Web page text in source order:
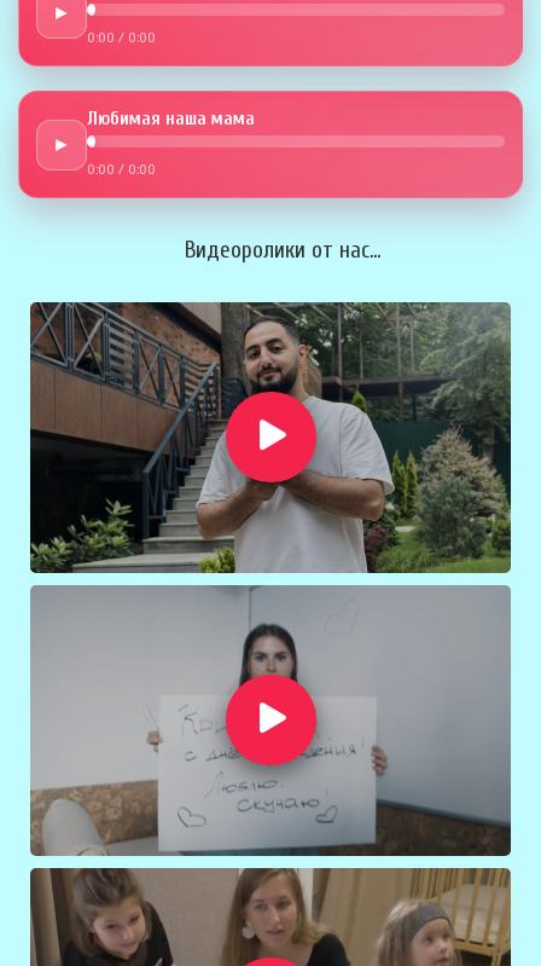
►
0:00 / 0:00
►
Любимая наша мама
0:00 / 0:00
Видеоролики от нас...